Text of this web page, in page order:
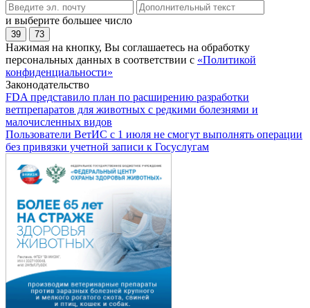
и выберите большее число
39 73
Нажимая на кнопку, Вы соглашаетесь на обработку
персональных данных в соответствии с «Политикой
конфиденциальности»
Законодательство
FDA представило план по расширению разработки
ветпрепаратов для животных с редкими болезнями и
малочисленных видов
Пользователи ВетИС с 1 июля не смогут выполнять операции
без привязки учетной записи к Госуслугам